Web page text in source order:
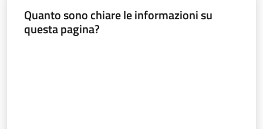
opportunità
Quanto sono chiare le informazioni su
questa pagina?